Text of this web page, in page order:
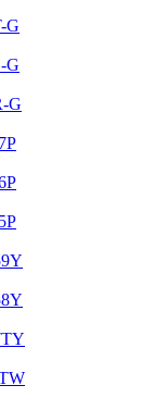
G
G
G